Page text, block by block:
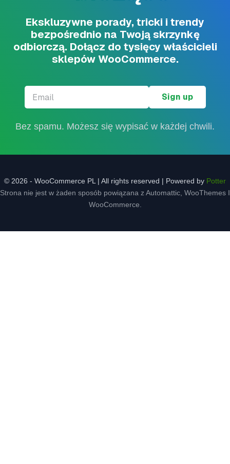
Ekskluzywne porady, tricki i trendy
bezpośrednio na Twoją skrzynkę
odbiorczą. Dołącz do tysięcy właścicieli
sklepów WooCommerce.
Email*
Bez spamu. Możesz się wypisać w każdej chwili.
© 2026 - WooCommerce PL | All rights reserved | Powered by Potter
Strona nie jest w żaden sposób powiązana z Automattic, WooThemes I
WooCommerce.